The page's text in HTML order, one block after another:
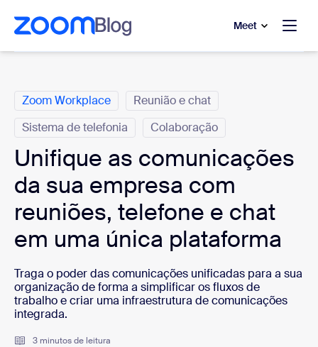
principal
chat de ajuda
Meet
Zoom Workplace
Reunião e chat
Sistema de telefonia
Colaboração
Unifique as comunicações
da sua empresa com
reuniões, telefone e chat
em uma única plataforma
Traga o poder das comunicações unificadas para a sua
organização de forma a simplificar os fluxos de
trabalho e criar uma infraestrutura de comunicações
integrada.
3 minutos de leitura